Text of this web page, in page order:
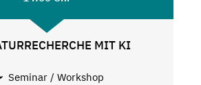
MIT KI
Seminar / Workshop